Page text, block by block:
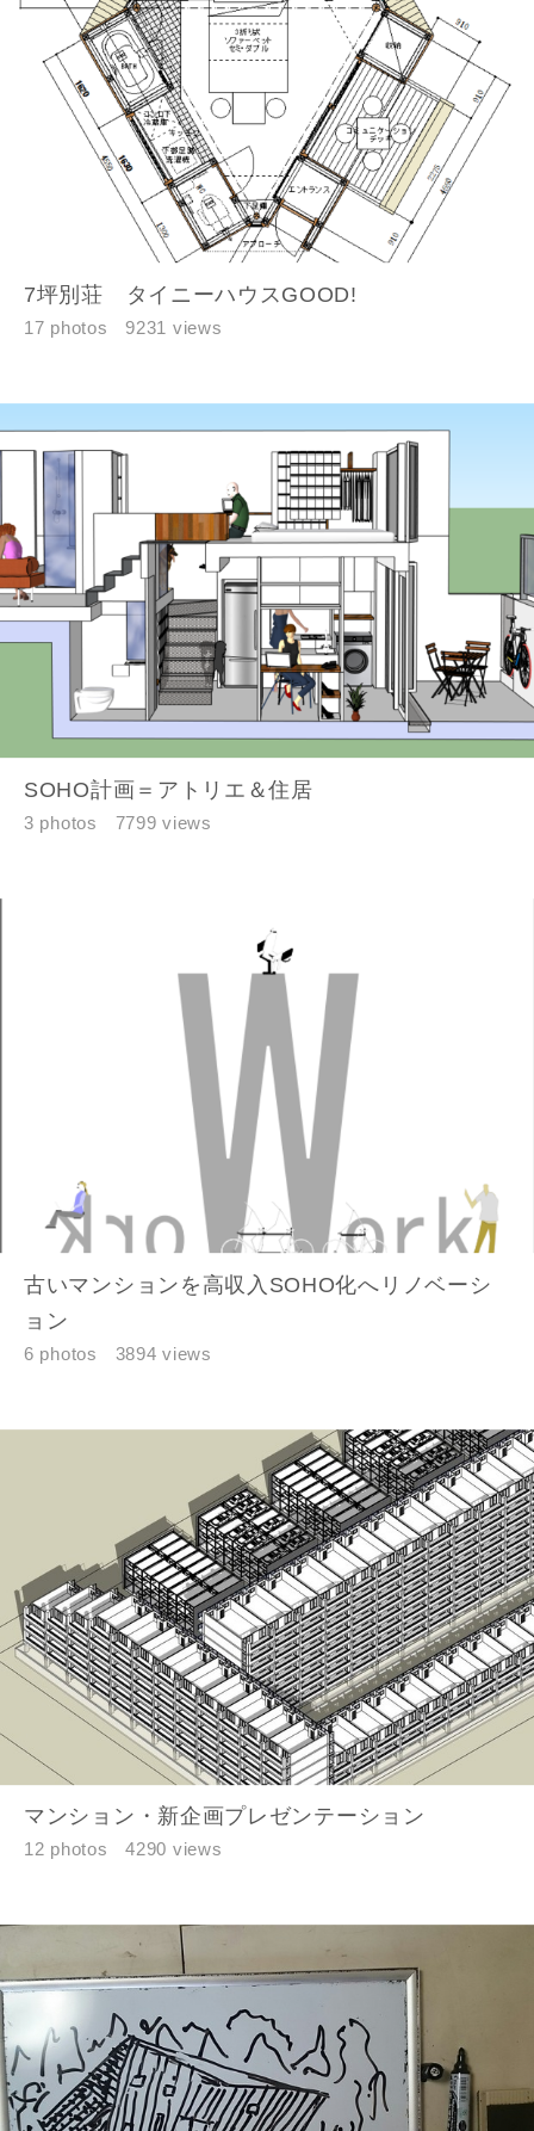
7坪別荘 タイニーハウスGOOD!
17 photos 9231 views
SOHO計画＝アトリエ＆住居
3 photos 7799 views
古いマンションを高収入SOHO化へリノベーシ
ョン
6 photos 3894 views
マンション・新企画プレゼンテーション
12 photos 4290 views